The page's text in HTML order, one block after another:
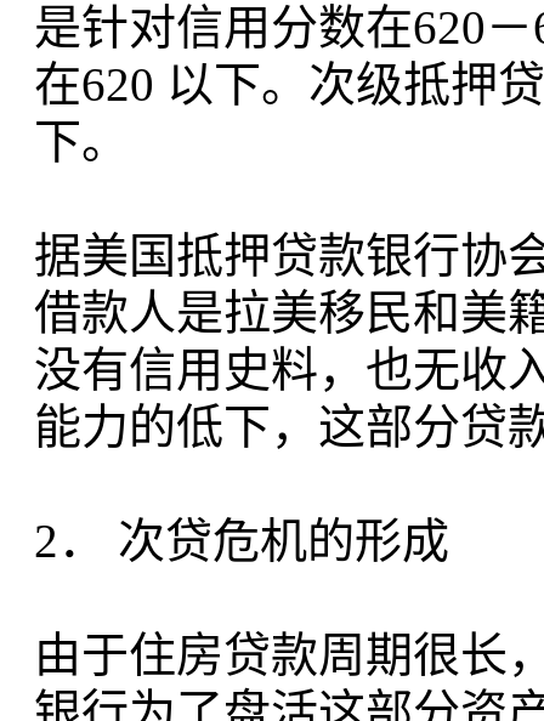
是针对信用分数在620
在620 以下。次级抵押
下。
据美国抵押贷款银行协
借款人是拉美移民和美
没有信用史料，也无收
能力的低下，这部分贷
2． 次贷危机的形成
由于住房贷款周期很长